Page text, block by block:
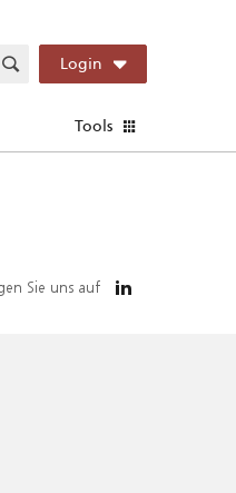
Login
Tools
Sie uns auf